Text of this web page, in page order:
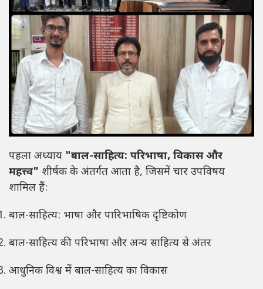
पहला अध्याय "बाल-साहित्य: परिभाषा, विकास और
महत्त्व" शीर्षक के अंतर्गत आता है, जिसमें चार उपविषय
शामिल हैं:
बाल-साहित्य: भाषा और पारिभाषिक दृष्टिकोण
बाल-साहित्य की परिभाषा और अन्य साहित्य से अंतर
आधुनिक विश्व में बाल-साहित्य का विकास